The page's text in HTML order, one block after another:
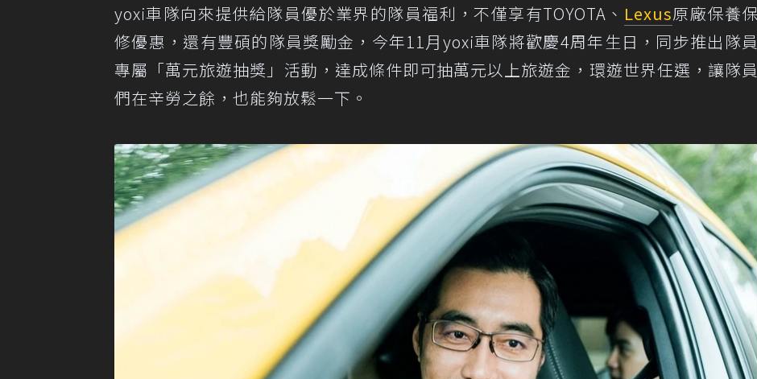
yoxi車隊向來提供給隊員優於業界的隊員福利，不僅享有TOYOTA、 Lexus原廠保養保
修優惠，還有豐碩的隊員獎勵金，今年11月yoxi車隊將歡慶4周年生日，同步推出隊員
專屬「萬元旅遊抽獎」活動，達成條件即可抽萬元以上旅遊金，環遊世界任選，讓隊員
們在辛勞之餘，也能夠放鬆一下。